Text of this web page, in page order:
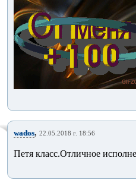
wados, 22.05.2018 г. 18:56
Петя класс.Отличное